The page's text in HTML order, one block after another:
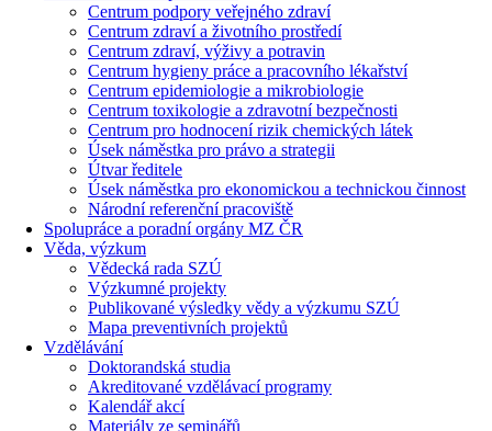
Centrum podpory veřejného zdraví
Centrum zdraví a životního prostředí
Centrum zdraví, výživy a potravin
Centrum hygieny práce a pracovního lékařství
Centrum epidemiologie a mikrobiologie
Centrum toxikologie a zdravotní bezpečnosti
Centrum pro hodnocení rizik chemických látek
Úsek náměstka pro právo a strategii
Útvar ředitele
Úsek náměstka pro ekonomickou a technickou činnost
Národní referenční pracoviště
Spolupráce a poradní orgány MZ ČR
Věda, výzkum
Vědecká rada SZÚ
Výzkumné projekty
Publikované výsledky vědy a výzkumu SZÚ
Mapa preventivních projektů
Vzdělávání
Doktorandská studia
Akreditované vzdělávací programy
Kalendář akcí
Materiály ze seminářů